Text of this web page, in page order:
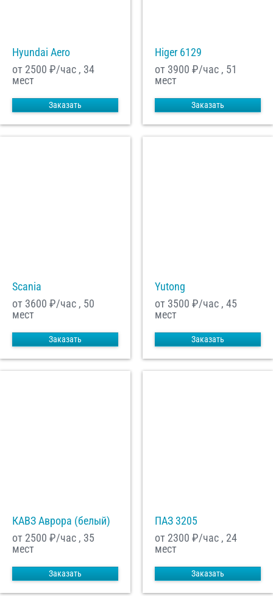
Hyundai Aero
от 2500 ₽/час , 34
мест
Заказать
Higer 6129
от 3900 ₽/час , 51
мест
Заказать
Scania
от 3600 ₽/час , 50
мест
Заказать
Yutong
от 3500 ₽/час , 45
мест
Заказать
КАВЗ Аврора (белый)
от 2500 ₽/час , 35
мест
Заказать
ПАЗ 3205
от 2300 ₽/час , 24
мест
Заказать